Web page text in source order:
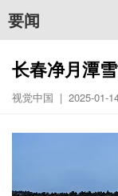
要闻
长春净月潭
视觉中国 | 2025-01-